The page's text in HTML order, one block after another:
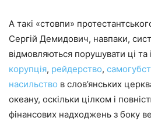
А такі «стовпи»
Сергій Демидович, навпаки,
відмовляються порушувати ці та
корупція, рейдерство,
насильство в слов’янських
океану, оскільки цілком і
фінансових надходжень з боку